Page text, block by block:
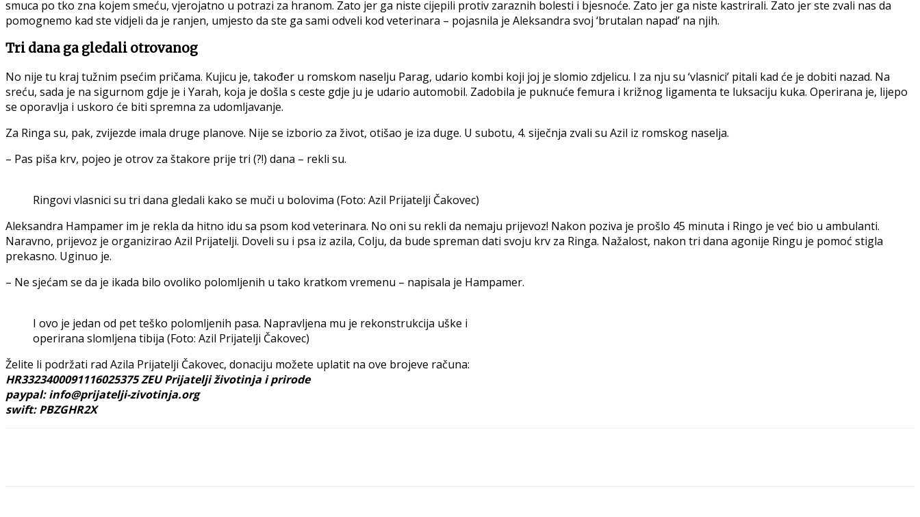
smuca po tko zna kojem smeću, vjerojatno u potrazi za hranom. Zato jer ga niste cijepili protiv zaraznih bolesti i bjesnoće. Zato jer ga niste kastrirali. Zato jer ste zvali nas da
pomognemo kad ste vidjeli da je ranjen, umjesto da ste ga sami odveli kod veterinara – pojasnila je Aleksandra svoj ‘brutalan napad’ na njih.
Tri dana ga gledali otrovanog
No nije tu kraj tužnim psećim pričama. Kujicu je, također u romskom naselju Parag, udario kombi koji joj je slomio zdjelicu. I za nju su ‘vlasnici’ pitali kad će je dobiti nazad. Na
sreću, sada je na sigurnom gdje je i Yarah, koja je došla s ceste gdje ju je udario automobil. Zadobila je puknuće femura i križnog ligamenta te luksaciju kuka. Operirana je, lijepo
se oporavlja i uskoro će biti spremna za udomljavanje.
Za Ringa su, pak, zvijezde imala druge planove. Nije se izborio za život, otišao je iza duge. U subotu, 4. siječnja zvali su Azil iz romskog naselja.
– Pas piša krv, pojeo je otrov za štakore prije tri (?!) dana – rekli su.
Ringovi vlasnici su tri dana gledali kako se muči u bolovima (Foto: Azil Prijatelji Čakovec)
Aleksandra Hampamer im je rekla da hitno idu sa psom kod veterinara. No oni su rekli da nemaju prijevoz! Nakon poziva je prošlo 45 minuta i Ringo je već bio u ambulanti.
Naravno, prijevoz je organizirao Azil Prijatelji. Doveli su i psa iz azila, Colju, da bude spreman dati svoju krv za Ringa. Nažalost, nakon tri dana agonije Ringu je pomoć stigla
prekasno. Uginuo je.
– Ne sjećam se da je ikada bilo ovoliko polomljenih u tako kratkom vremenu – napisala je Hampamer.
I ovo je jedan od pet teško polomljenih pasa. Napravljena mu je rekonstrukcija uške i
operirana slomljena tibija (Foto: Azil Prijatelji Čakovec)
Želite li podržati rad Azila Prijatelji Čakovec, donaciju možete uplatit na ove brojeve računa:
HR3323400091116025375 ZEU Prijatelji životinja i prirode
paypal: info@prijatelji-zivotinja.org
swift: PBZGHR2X